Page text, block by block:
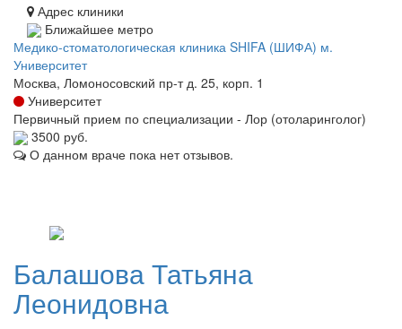
Адрес клиники
Ближайшее метро
Медико-стоматологическая клиника SHIFA (ШИФА) м.
Университет
Москва, Ломоносовский пр-т д. 25, корп. 1
Университет
Первичный прием по специализации - Лор (отоларинголог)
3500 руб.
О данном враче пока нет отзывов.
БалашоваТатьяна
Леонидовна